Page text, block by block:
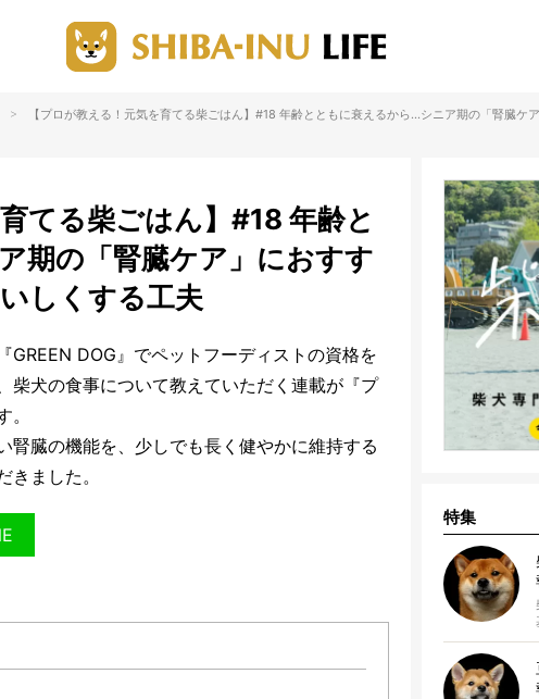
>
【プロが教える！元気を育てる柴ごはん】#18 年齢とともに衰えるから…シニア期の「腎臓ケ
てる柴ごはん】#18 年齢と
期の「腎臓ケア」におすす
しくする工夫
GREEN DOG』でペットフーディストの資格を
柴犬の食事について教えていただく連載が『プ
腎臓の機能を、少しでも長く健やかに維持する
ました。
特集